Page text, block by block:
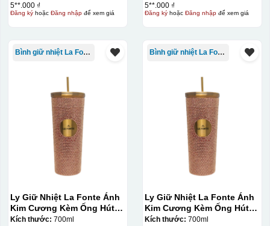
5**.000 ₫
Đăng kýhoặc Đăng nhậpđể xem giá
5**.000 ₫
Đăng kýhoặc Đăng nhậpđể xem giá
Bình giữ nhiệt La Fonte
Ly Giữ Nhiệt La Fonte Ánh
Kim Cương Kèm Ống Hút-
700 ml-014687-GOL
Kích thước: 700ml
Bình giữ nhiệt La Fonte
Ly Giữ Nhiệt La Fonte Ánh
Kim Cương Kèm Ống Hút-
700 ml-014687-GOL
Kích thước: 700ml